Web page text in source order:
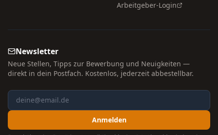
Arbeitgeber-Login
Newsletter
Neue Stellen, Tipps zur Bewerbung und Neuigkeiten —
direkt in dein Postfach. Kostenlos, jederzeit abbestellbar.
Anmelden